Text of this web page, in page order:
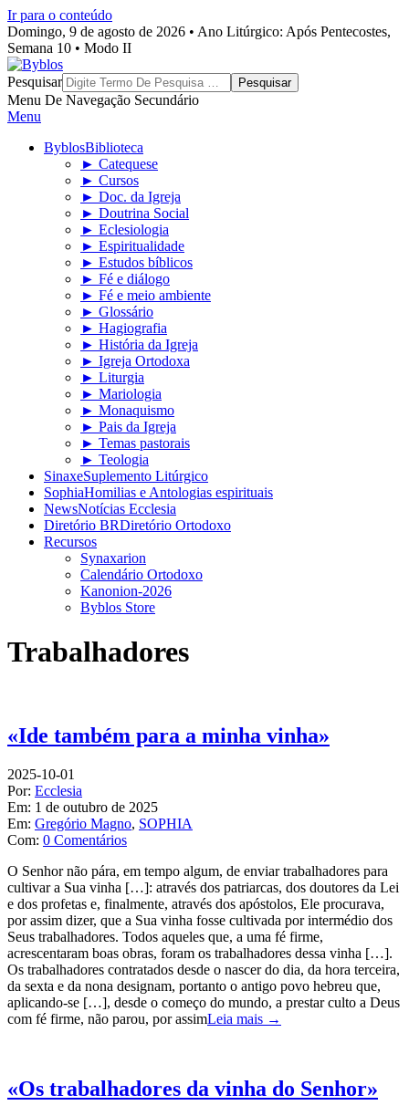
Ir para o conteúdo
Domingo, 9 de agosto de 2026 • Ano Litúrgico: Após Pentecostes,
Semana 10 • Modo II
Byblos
Pesquisar
Menu De Navegação Secundário
Menu
ByblosBiblioteca
► Catequese
► Cursos
► Doc. da Igreja
► Doutrina Social
► Eclesiologia
► Espiritualidade
► Estudos bíblicos
► Fé e diálogo
► Fé e meio ambiente
► Glossário
► Hagiografia
► História da Igreja
► Igreja Ortodoxa
► Liturgia
► Mariologia
► Monaquismo
► Pais da Igreja
► Temas pastorais
► Teologia
SinaxeSuplemento Litúrgico
SophiaHomilias e Antologias espirituais
NewsNotícias Ecclesia
Diretório BRDiretório Ortodoxo
Recursos
Synaxarion
Calendário Ortodoxo
Kanonion-2026
Byblos Store
Trabalhadores
«Ide também para a minha vinha»
2025-10-01
Por: Ecclesia
Em: 1 de outubro de 2025
Em: Gregório Magno, SOPHIA
Com: 0 Comentários
O Senhor não pára, em tempo algum, de enviar trabalhadores para
cultivar a Sua vinha […]: através dos patriarcas, dos doutores da Lei
e dos profetas e, finalmente, através dos apóstolos, Ele procurava,
por assim dizer, que a Sua vinha fosse cultivada por intermédio dos
Seus trabalhadores. Todos aqueles que, a uma fé firme,
acrescentaram boas obras, foram os trabalhadores dessa vinha […].
Os trabalhadores contratados desde o nascer do dia, da hora terceira,
da sexta e da nona designam, portanto o antigo povo hebreu que,
aplicando-se […], desde o começo do mundo, a prestar culto a Deus
com fé firme, não parou, por assimLeia mais →
«Os trabalhadores da vinha do Senhor»